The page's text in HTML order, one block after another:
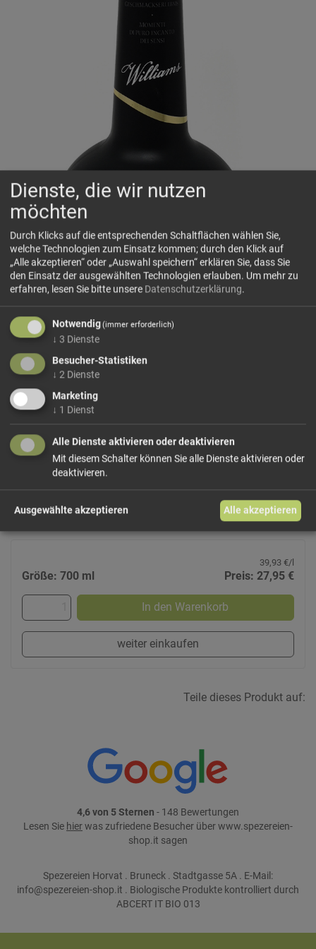
Williams Reserv Roner
Nach dem schonenden Blasenverfahren zweimal gebrannt.
Aroma und Geschmack der reifen Williamsbirne entfalten
42 Vol%
39,93 €/l
Größe: 700 ml Preis: 27,95 €
In den Warenkorb
weiter einkaufen
Teile dieses Produkt auf:
4,6 von 5 Sternen - 148 Bewertungen
Lesen Sie hierwas zufriedene Besucher über www.spezereien-
shop.it sagen
Spezereien Horvat . Bruneck . Stadtgasse 5A . E-Mail:
info@spezereien-shop.it . Biologische Produkte kontrolliert durch
ABCERT IT BIO 013
Dienste, die wir nutzen
möchten
Durch Klicks auf die entsprechenden Schaltflächen wählen Sie,
welche Technologien zum Einsatz kommen; durch den Klick auf
„Alle akzeptieren“ oder „Auswahl speichern“ erklären Sie, dass Sie
den Einsatz der ausgewählten Technologien erlauben. Um mehr zu
erfahren, lesen Sie bitte unsere Datenschutzerklärung.
Notwendig(immer erforderlich)
↓ 3 Dienste
Besucher-Statistiken
↓ 2 Dienste
Marketing
↓ 1 Dienst
Alle Dienste aktivieren oder deaktivieren
Mit diesem Schalter können Sie alle Dienste aktivieren oder
deaktivieren.
Ausgewählte akzeptieren Alle akzeptieren